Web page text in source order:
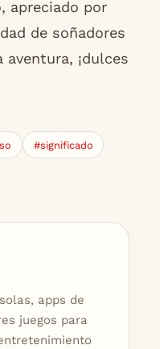
apreciado por
de soñadores
¡dulces
#significado
apps de
juegos para